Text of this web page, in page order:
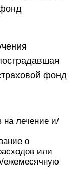
фонд
на лечение и/
о
или
ежемесячную